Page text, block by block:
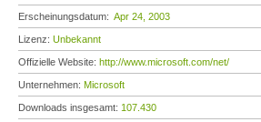
Erscheinungsdatum: Apr 24, 2003
Lizenz: Unbekannt
Offizielle Website: http://www.microsoft.com/net/
Unternehmen: Microsoft
Downloads insgesamt: 107.430